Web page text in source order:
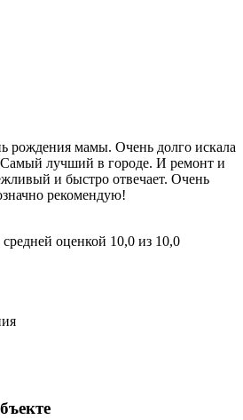
рождения мамы. Очень долго искала
лучший в городе. И ремонт и
и быстро отвечает. Очень
рекомендую!
оценкой 10,0 из 10,0